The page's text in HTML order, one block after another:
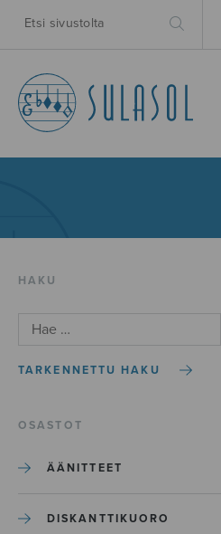
HAKU
TARKENNETTU HAKU
OSASTOT
ÄÄNITTEET
DISKANTTIKUORO